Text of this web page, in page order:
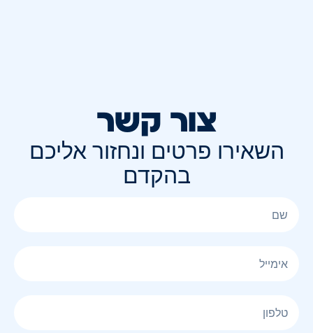
צור קשר
השאירו פרטים ונחזור אליכם
בהקדם